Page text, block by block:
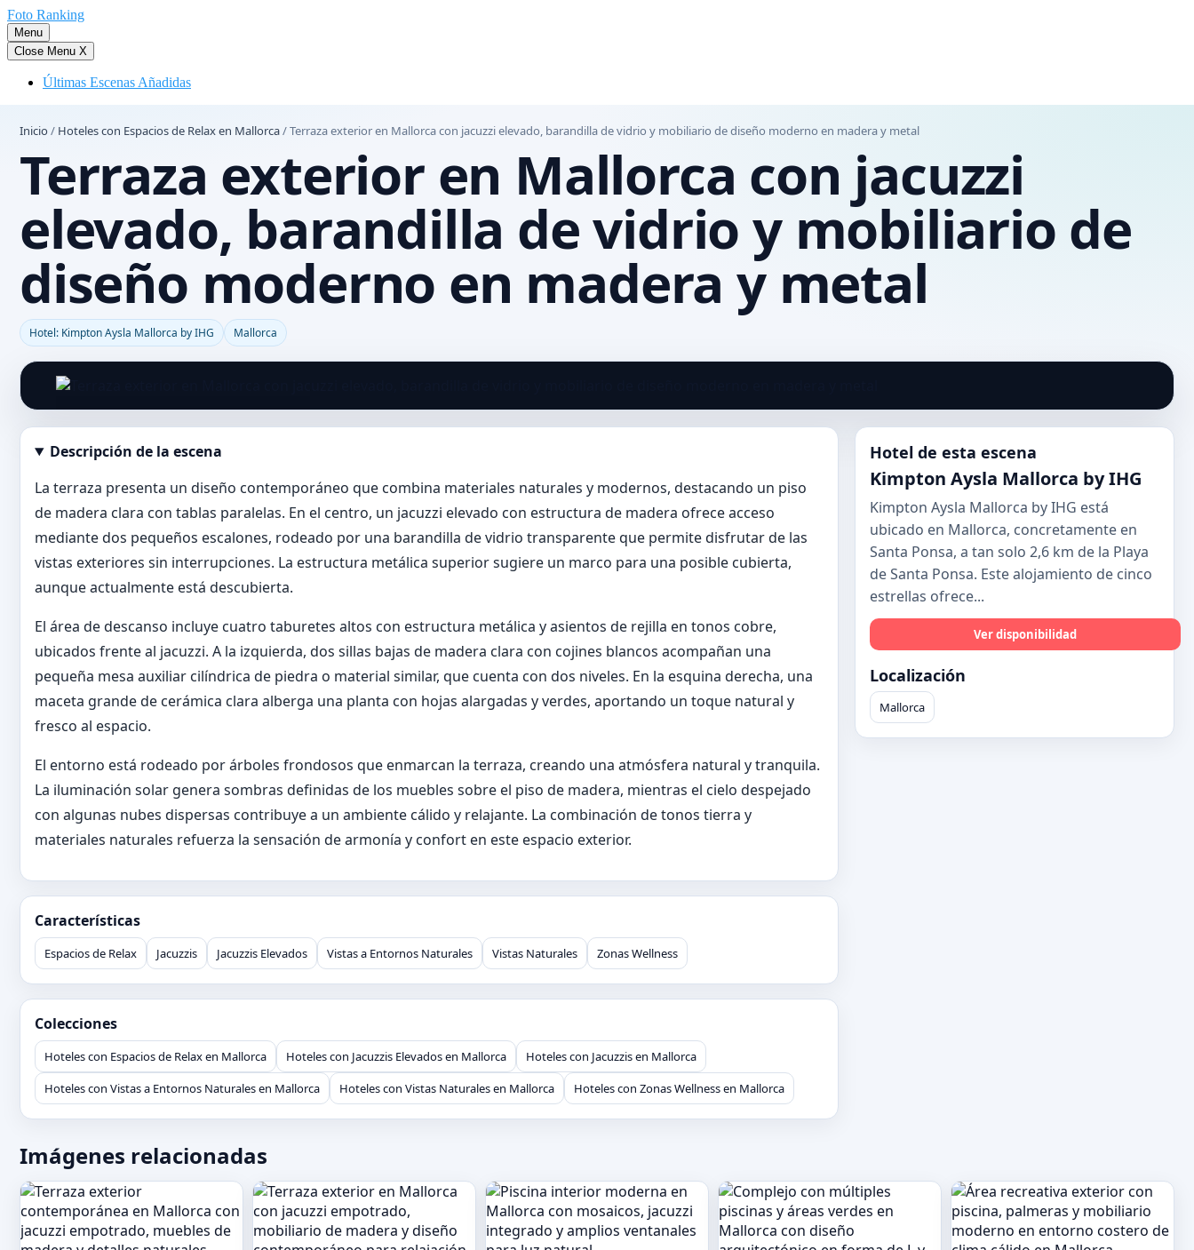
Saltar
al
contenido
Foto Ranking
Menu
Close Menu X
Últimas Escenas Añadidas
Inicio/ Hoteles con Espacios de Relax en Mallorca/Terraza exterior en Mallorca con jacuzzi elevado, barandilla de vidrio y mobiliario de diseño moderno en madera y metal
Terraza exterior en Mallorca con jacuzzi
elevado, barandilla de vidrio y mobiliario de
diseño moderno en madera y metal
Hotel: Kimpton Aysla Mallorca by IHG Mallorca
Abrir imagen en tamaño completo
Descripción de la escena
La terraza presenta un diseño contemporáneo que combina materiales naturales y modernos, destacando un piso
de madera clara con tablas paralelas. En el centro, un jacuzzi elevado con estructura de madera ofrece acceso
mediante dos pequeños escalones, rodeado por una barandilla de vidrio transparente que permite disfrutar de las
vistas exteriores sin interrupciones. La estructura metálica superior sugiere un marco para una posible cubierta,
aunque actualmente está descubierta.
El área de descanso incluye cuatro taburetes altos con estructura metálica y asientos de rejilla en tonos cobre,
ubicados frente al jacuzzi. A la izquierda, dos sillas bajas de madera clara con cojines blancos acompañan una
pequeña mesa auxiliar cilíndrica de piedra o material similar, que cuenta con dos niveles. En la esquina derecha, una
maceta grande de cerámica clara alberga una planta con hojas alargadas y verdes, aportando un toque natural y
fresco al espacio.
El entorno está rodeado por árboles frondosos que enmarcan la terraza, creando una atmósfera natural y tranquila.
La iluminación solar genera sombras definidas de los muebles sobre el piso de madera, mientras el cielo despejado
con algunas nubes dispersas contribuye a un ambiente cálido y relajante. La combinación de tonos tierra y
materiales naturales refuerza la sensación de armonía y confort en este espacio exterior.
Características
Espacios de Relax Jacuzzis Jacuzzis Elevados Vistas a Entornos Naturales Vistas Naturales Zonas Wellness
Colecciones
Hoteles con Espacios de Relax en Mallorca Hoteles con Jacuzzis Elevados en Mallorca
Hoteles con Jacuzzis en Mallorca
Hoteles con Vistas a Entornos Naturales en Mallorca
Hoteles con Vistas Naturales en Mallorca Hoteles con Zonas Wellness en Mallorca
Hotel de esta escena
Kimpton Aysla Mallorca by IHG
Kimpton Aysla Mallorca by IHG está
ubicado en Mallorca, concretamente en
Santa Ponsa, a tan solo 2,6 km de la Playa
de Santa Ponsa. Este alojamiento de cinco
estrellas ofrece...
Ver disponibilidad
Localización
Mallorca
Imágenes relacionadas